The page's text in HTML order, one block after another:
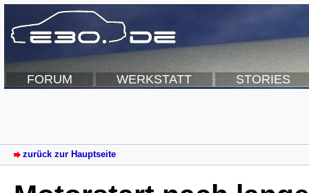
FORUM WERKSTATT STORIES
zurück zur Hauptseite